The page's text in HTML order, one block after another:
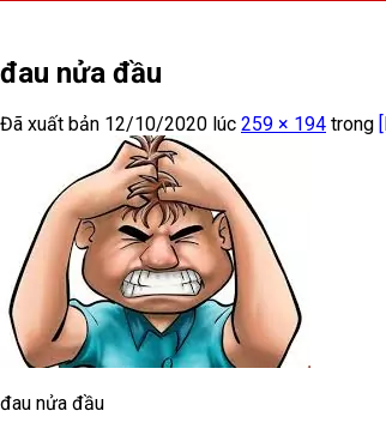
đau nửa đầu
Đã xuất bản 12/10/2020 lúc 259 × 194 trong
đau nửa đầu